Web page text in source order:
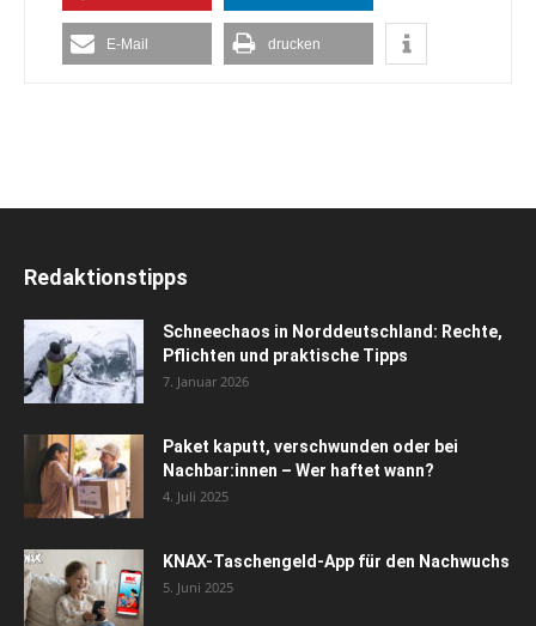
E-Mail drucken
Redaktionstipps
Schneechaos in Norddeutschland: Rechte,
Pflichten und praktische Tipps
7. Januar 2026
Paket kaputt, verschwunden oder bei
Nachbar:innen – Wer haftet wann?
4. Juli 2025
KNAX-Taschengeld-App für den Nachwuchs
5. Juni 2025